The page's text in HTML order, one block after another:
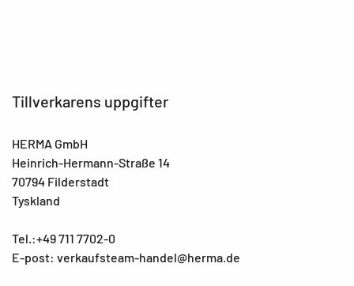
Tillverkarens uppgifter
HERMA GmbH
Heinrich-Hermann-Straße 14
70794 Filderstadt
Tyskland
Tel.:+49 711 7702-0
E-post: verkaufsteam-handel@herma.de